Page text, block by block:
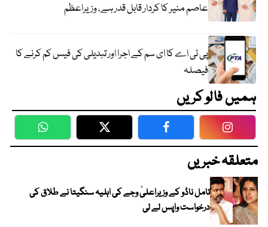
عاصم منیر کا کردار قابل قدر ہے، وزیراعظم
پی ٹی اے کا ای سم کے اجرا اور تبدیلی کی فیس کم کرنے کا
فیصلہ
ہمیں فالو کریں
WhatsApp Twitter Facebook
متعلقہ خبریں
تامل ناڈو کے وزیراعلیٰ وجے کی اہلیہ سنگیتا نے طلاق کی
درخواست واپس لے لی